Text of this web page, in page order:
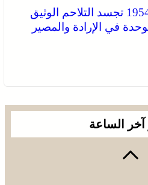
انتفاضة القنيطرة سنة 1954 تجسد التلاحم الوثيق
في الإرادة والمصير
آخر الساعة